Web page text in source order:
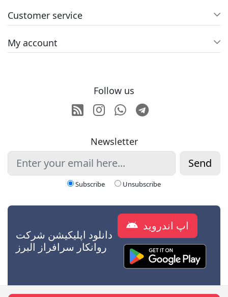
Customer service
My account
Follow us
RSSInstagram
Whatsapp
Telegram
Newsletter
Send
Subscribe Unsubscribe
دانلود اپلیکیشن شرکت
روانکار سرافراز البرز
اپ اندروید